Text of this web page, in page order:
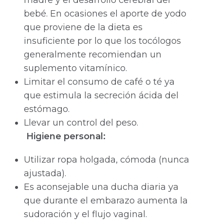
bebé. En ocasiones el aporte de yodo
que proviene de la dieta es
insuficiente por lo que los tocólogos
generalmente recomiendan un
suplemento vitamínico.
Limitar el consumo de café o té ya
que estimula la secreción ácida del
estómago.
Llevar un control del peso.
Higiene personal:
Utilizar ropa holgada, cómoda (nunca
ajustada).
Es aconsejable una ducha diaria ya
que durante el embarazo aumenta la
sudoración y el flujo vaginal.